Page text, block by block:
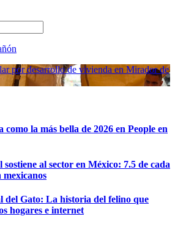
por desarrollo de vivienda en Mirador de
como la más bella de 2026 en People en
al sector en México: 7.5 de cada
mexicanos
del Gato: La historia del felino que
hogares e internet